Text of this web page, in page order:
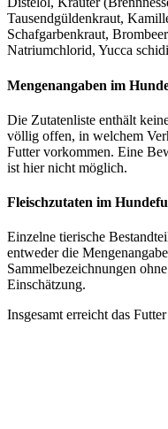
Tausendgüldenkraut,
Schafgarbenkraut,
Natriumchlorid, Yucca
Mengenangaben im
Die Zutatenliste enthält
völlig offen, in welchem
Futter vorkommen. Eine
ist hier nicht möglich.
Fleischzutaten im
Einzelne tierische
entweder die
Sammelbezeichnungen
Einschätzung.
Insgesamt erreicht das